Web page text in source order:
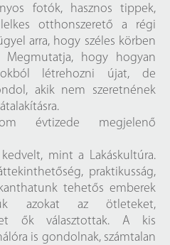
fotók, hasznos tippek,
otthonszerető a régi
arra, hogy széles körben
Megmutatja, hogy hogyan
létrehozni újat, de
akik nem szeretnének
évtizede megjelenő
mint a Lakáskultúra.
praktikusság,
tehetős emberek
azokat az ötleteket,
ők választottak. A kis
is gondolnak, számtalan